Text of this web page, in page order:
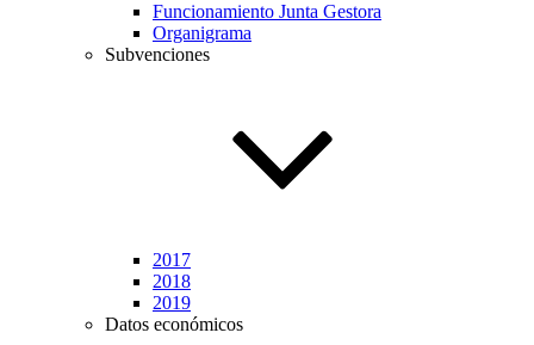
Funcionamiento Junta Gestora
Organigrama
Subvenciones
2017
2018
2019
Datos económicos